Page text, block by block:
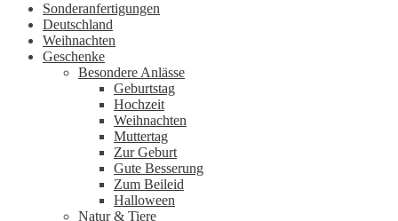
Sonderanfertigungen
Deutschland
Weihnachten
Geschenke
Besondere Anlässe
Geburtstag
Hochzeit
Weihnachten
Muttertag
Zur Geburt
Gute Besserung
Zum Beileid
Halloween
Natur & Tiere